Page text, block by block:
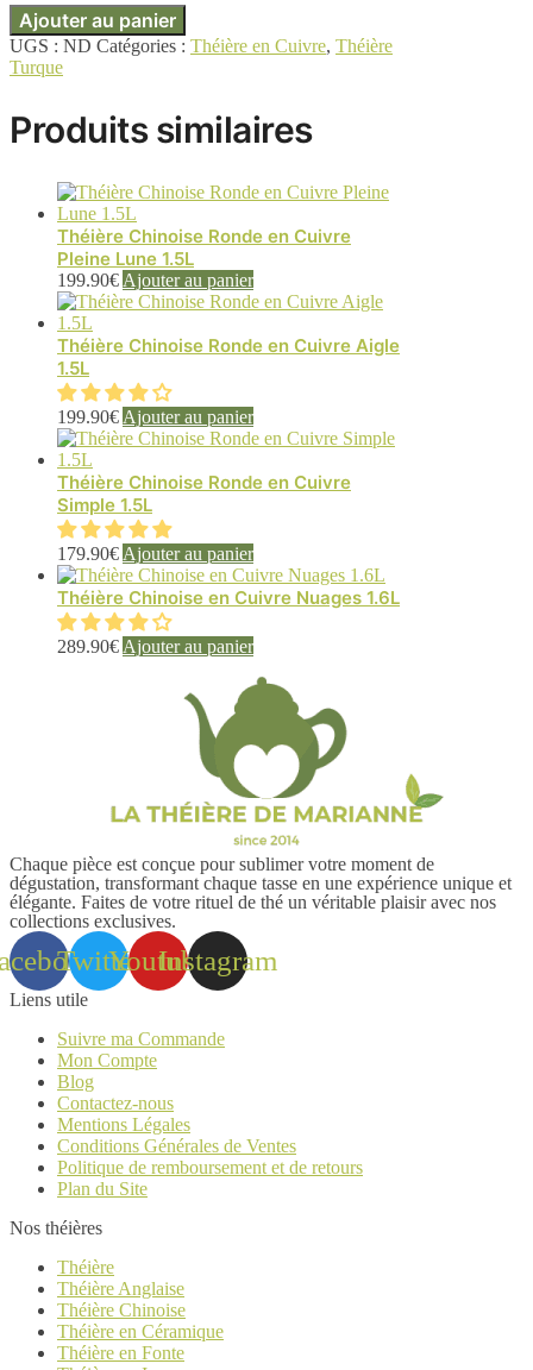
Ajouter au panier
UGS : ND Catégories : Théière en Cuivre, Théière
Turque
Produits similaires
Théière Chinoise Ronde en Cuivre
Pleine Lune 1.5L
199.90€ Ajouter au panier
Théière Chinoise Ronde en Cuivre Aigle
1.5L
199.90€ Ajouter au panier
Théière Chinoise Ronde en Cuivre
Simple 1.5L
179.90€ Ajouter au panier
Théière Chinoise en Cuivre Nuages 1.6L
289.90€ Ajouter au panier
Chaque pièce est conçue pour sublimer votre moment de
dégustation, transformant chaque tasse en une expérience unique et
élégante. Faites de votre rituel de thé un véritable plaisir avec nos
collections exclusives.
TwitterYoutubeInstagram
Liens utile
Suivre ma Commande
Mon Compte
Blog
Contactez-nous
Mentions Légales
Conditions Générales de Ventes
Politique de remboursement et de retours
Plan du Site
Nos théières
Théière
Théière Anglaise
Théière Chinoise
Théière en Céramique
Théière en Fonte